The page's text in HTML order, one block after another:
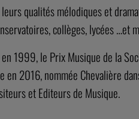
qualités mélodiques et
collèges, lycées …et
1999, le Prix Musique de la
2016, nommée Chevalière
et Editeurs de Musique.